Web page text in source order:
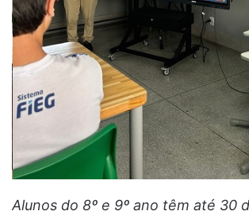
Alunos do 8º e 9º ano têm até 30